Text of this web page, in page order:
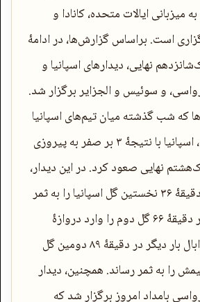
جهانی فوتبال ۲۰۲۶ به میزبانی ایالات متحده، کانادا و
است. براساس گزارش‌ها، در ادامۀ
نهایی، دیدارهای اسپانیا و
و سوئیس و الجزایر برگزار شد.
که شب گذشته میان تیم‌های اسپانیا
و اتریش برگزار شد، اسپانیا با نتیجۀ ۳ بر صفر به پیروزی
نهایی صعود کرد. در این دیدار،
میکل اویارزابال در دقیقۀ ۳۶ نخستین گل اسپانیا را به ثمر
رساند، پدرو پورو در دقیقۀ ۶۶ گل دوم را وارد دروازۀ
حریف کرد و اویارزابال بار دیگر در دقیقۀ ۸۹ دومین گل
را به ثمر رساند. همچنین، دیدار
بامداد امروز برگزار شد که